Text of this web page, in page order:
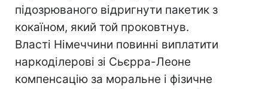
підозрюваного відригнути пакетик з
кокаїном, який той проковтнув.
Власті Німеччини повинні виплатити
наркоділерові зі Сьєрра-Леоне
компенсацію за моральне і фізичне